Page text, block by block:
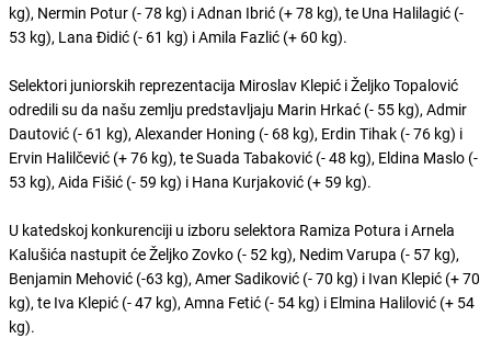
kg), Nermin Potur (- 78 kg) i Adnan Ibrić (+ 78 kg), te Una Halilagić (-
53 kg), Lana Đidić (- 61 kg) i Amila Fazlić (+ 60 kg).
Selektori juniorskih reprezentacija Miroslav Klepić i Željko Topalović
odredili su da našu zemlju predstavljaju Marin Hrkać (- 55 kg), Admir
Dautović (- 61 kg), Alexander Honing (- 68 kg), Erdin Tihak (- 76 kg) i
Ervin Halilčević (+ 76 kg), te Suada Tabaković (- 48 kg), Eldina Maslo (-
53 kg), Aida Fišić (- 59 kg) i Hana Kurjaković (+ 59 kg).
U katedskoj konkurenciji u izboru selektora Ramiza Potura i Arnela
Kalušića nastupit će Željko Zovko (- 52 kg), Nedim Varupa (- 57 kg),
Benjamin Mehović (-63 kg), Amer Sadiković (- 70 kg) i Ivan Klepić (+ 70
kg), te Iva Klepić (- 47 kg), Amna Fetić (- 54 kg) i Elmina Halilović (+ 54
kg).